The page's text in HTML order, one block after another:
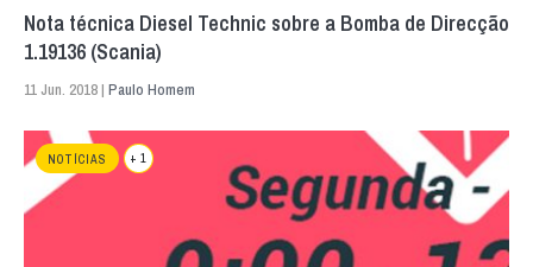
Nota técnica Diesel Technic sobre a Bomba de Direcção
1.19136 (Scania)
11 Jun. 2018 | Paulo Homem
NOTÍCIAS + 1